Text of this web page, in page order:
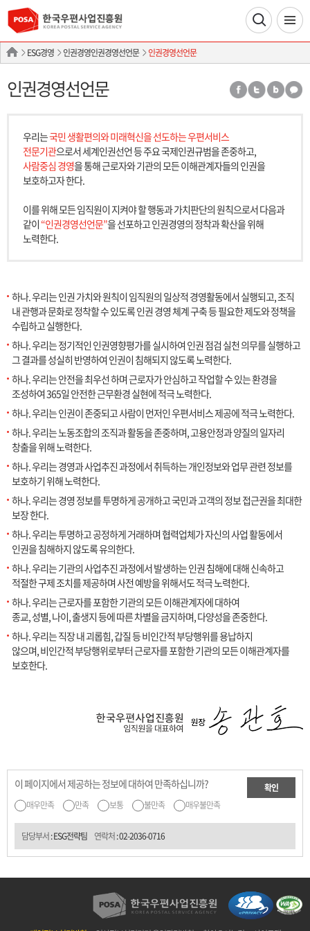
ESG경영 인권경영인권경영선언문 인권경영선언문
인권경영선언문
우리는국민 생활편의와 미래혁신을 선도하는 우편서비스
전문기관으로서 세계인권선언 등 주요 국제인권규범을 존중하고,
사람중심 경영을 통해 근로자와 기관의 모든 이해관계자들의 인권을
보호하고자 한다.
이를 위해 모든 임직원이 지켜야 할 행동과 가치판단의 원칙으로서 다음과
같이 “인권경영선언문”을 선포하고 인권경영의 정착과 확산을 위해
노력한다.
하나. 우리는 인권 가치와 원칙이 임직원의 일상적 경영활동에서 실행되고, 조직
내 관행과 문화로 정착할 수 있도록 인권 경영 체계 구축 등 필요한 제도와 정책을
수립하고 실행한다.
하나. 우리는 정기적인 인권영향평가를 실시하여 인권 점검 실천 의무를 실행하고
그 결과를 성실히 반영하여 인권이 침해되지 않도록 노력한다.
하나. 우리는 안전을 최우선 하며 근로자가 안심하고 작업할 수 있는 환경을
조성하여 365일 안전한 근무환경 실현에 적극 노력한다.
하나. 우리는 인권이 존중되고 사람이 먼저인 우편서비스 제공에 적극 노력한다.
하나. 우리는 노동조합의 조직과 활동을 존중하며, 고용안정과 양질의 일자리
창출을 위해 노력한다.
하나. 우리는 경영과 사업추진 과정에서 취득하는 개인정보와 업무 관련 정보를
보호하기 위해 노력한다.
하나. 우리는 경영 정보를 투명하게 공개하고 국민과 고객의 정보 접근권을 최대한
보장 한다.
하나. 우리는 투명하고 공정하게 거래하며 협력업체가 자신의 사업 활동에서
인권을 침해하지 않도록 유의한다.
하나. 우리는 기관의 사업추진 과정에서 발생하는 인권 침해에 대해 신속하고
적절한 구제 조치를 제공하며 사전 예방을 위해서도 적극 노력한다.
하나. 우리는 근로자를 포함한 기관의 모든 이해관계자에 대하여
종교, 성별, 나이, 출생지 등에 따른 차별을 금지하며, 다양성을 존중한다.
하나. 우리는 직장 내 괴롭힘, 갑질 등 비인간적 부당행위를 용납하지
않으며, 비인간적 부당행위로부터 근로자를 포함한 기관의 모든 이해관계자를
보호한다.
이 페이지에서 제공하는 정보에 대하여 만족하십니까?
매우만족 만족 보통 불만족 매우불만족
확인
담당부서: ESG전략팀 연락처:02-2036-0716